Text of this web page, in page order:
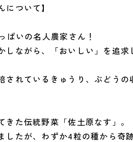
について】
ぱいの名人農家さん！
しながら、「おいしい」を追
されているきゅうり、ぶどうの
た伝統野菜「佐土原なす」。
したが、わずか4粒の種から奇